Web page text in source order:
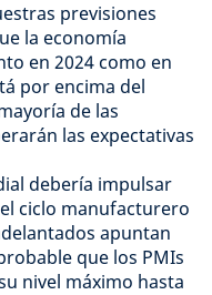
previsiones
la economía
en 2024 como en
por encima del
de las
las expectativas
debería impulsar
ciclo manufacturero
apuntan
que los PMIs
nivel máximo hasta